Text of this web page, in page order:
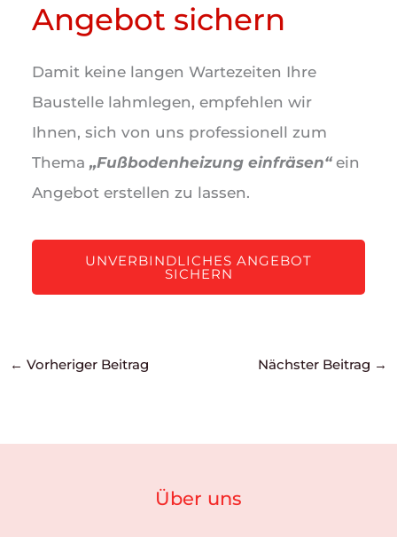
Angebot sichern
Damit keine langen Wartezeiten Ihre
Baustelle lahmlegen, empfehlen wir
Ihnen, sich von uns professionell zum
Thema„Fußbodenheizung einfräsen“ein
Angebot erstellen zu lassen.
UNVERBINDLICHES ANGEBOT
SICHERN
← Vorheriger Beitrag Nächster Beitrag →
Über uns